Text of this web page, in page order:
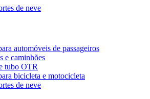
de neve
automóveis de passageiros
e caminhões
tubo OTR
bicicleta e motocicleta
de neve